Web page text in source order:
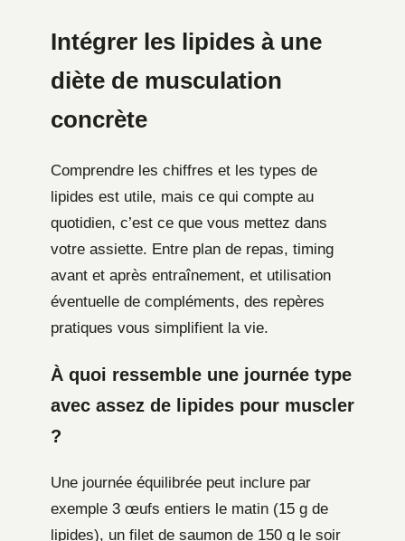
Intégrer les lipides à une
diète de musculation
concrète
Comprendre les chiffres et les types de
lipides est utile, mais ce qui compte au
quotidien, c’est ce que vous mettez dans
votre assiette. Entre plan de repas, timing
avant et après entraînement, et utilisation
éventuelle de compléments, des repères
pratiques vous simplifient la vie.
À quoi ressemble une journée type
avec assez de lipides pour muscler
?
Une journée équilibrée peut inclure par
exemple 3 œufs entiers le matin (15 g de
lipides), un filet de saumon de 150 g le soir